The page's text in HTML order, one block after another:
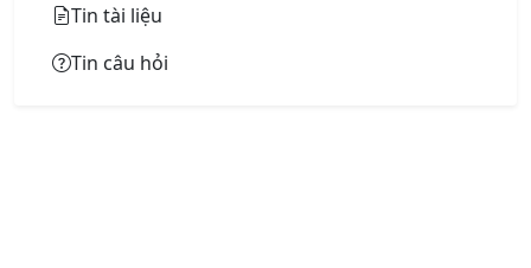
Tin tài liệu
Tin câu hỏi